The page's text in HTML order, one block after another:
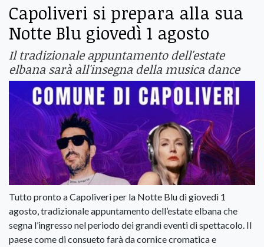
Capoliveri si prepara alla sua
Notte Blu giovedì 1 agosto
Il tradizionale appuntamento dell'estate
elbana sarà all'insegna della musica dance
Tutto pronto a Capoliveri per la Notte Blu di giovedì 1
agosto, tradizionale appuntamento dell’estate elbana che
segna l’ingresso nel periodo dei grandi eventi di spettacolo. Il
paese come di consueto farà da cornice cromatica e